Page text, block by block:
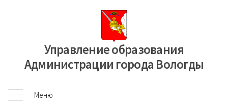
Управление образования
Администрации города Вологды
Меню
Меню